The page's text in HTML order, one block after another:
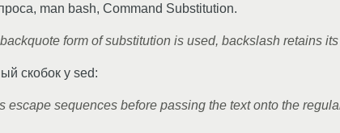
man bash, Command Substitution.
form of substitution is used, backslash retains
скобок у sed:
escape sequences before passing the text onto the